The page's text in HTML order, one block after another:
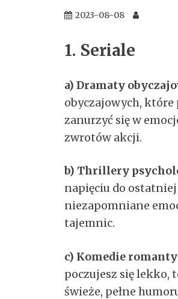
2023-08-08
1. Seriale
a) Dramaty
obyczajowych, które
zanurzyć się w
zwrotów akcji.
b) Thrillery
napięciu do
niezapomniane
tajemnic.
c) Komedie
poczujesz się lekko,
świeże, pełne